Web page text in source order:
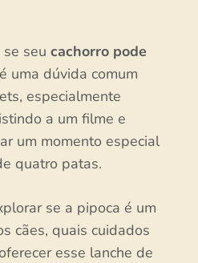
seu cachorro pode
uma dúvida comum
especialmente
a um filme e
um momento especial
quatro patas.
se a pipoca é um
cães, quais cuidados
esse lanche de